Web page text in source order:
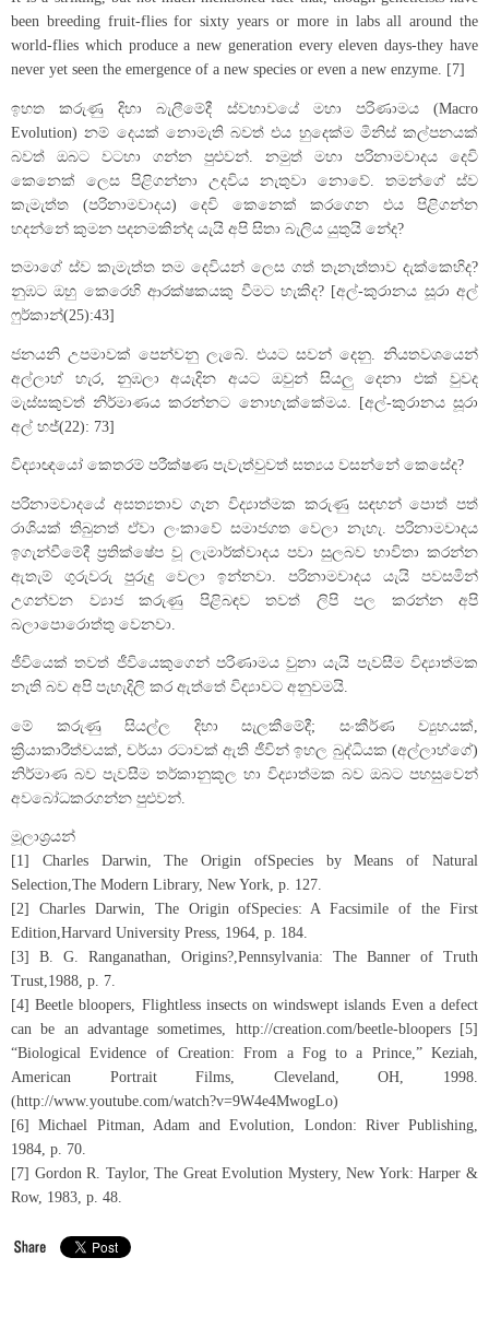
been breeding fruit-flies for sixty years or more in labs all around the
world-flies which produce a new generation every eleven days-they have
never yet seen the emergence of a new species or even a new enzyme. [7]
ඉහත කරුණු දිහා බැලීමේදී ස්වභාවයේ මහා පරිණාමය (Macro
Evolution) නම් දෙයක් නොමැති බවත් එය හුදෙක්ම මිනිස් කල්පනයක්
බවත් ඔබට වටහා ගන්න පුළුවන්. නමුත් මහා පරිනාමවාදය දෙවි
කෙනෙක් ලෙස පිළිගන්නා උදවිය නැතුවා නොවේ. තමන්ගේ ස්ව
කැමැත්ත (පරිනාමවාදය) දෙවි කෙනෙක් කරගෙන එය පිළිගන්න
හදන්නේ කුමන පදනමකින්ද යැයි අපි සිතා බැලිය යුතුයි නේද?
තමාගේ ස්ව කැමැත්ත තම දෙවියන් ලෙස ගත් තැනැත්තාව දැක්කෙහිද?
නුඹට ඔහු කෙරෙහි ආරක්ෂකයකු වීමට හැකිද? [අල්-කුරානය සූරා අල්
ෆුර්කාන්(25):43]
ජනයනි උපමාවක් පෙන්වනු ලැබේ. එයට සවන් දෙනු. නියතවශයෙන්
අල්ලාහ් හැර, නුඹලා අයැදින අයට ඔවුන් සියලු දෙනා එක් වුවද
මැස්සකුවත් නිර්මාණය කරන්නට නොහැක්කේමය. [අල්-කුරානය සූරා
අල් හජ්(22): 73]
විද්‍යාඥයෝ කෙතරම් පරීක්ෂණ පැවැත්වුවත් සත්‍යය වසන්නේ කෙසේද?
පරිනාමවාදයේ අසත්‍යතාව ගැන විද්‍යාත්මක කරුණු සඳහන් පොත් පත්
රාශියක් තිබුනත් ඒවා ලංකාවේ සමාජගත වෙලා නැහැ. පරිනාමවාදය
ඉගැන්වීමේදී ප්‍රතික්ෂේප වූ ලැමාර්ක්වාදය පවා සුලබව භාවිතා කරන්න
ඇතැම් ගුරුවරු පුරුදු වෙලා ඉන්නවා. පරිනාමවාදය යැයි පවසමින්
උගන්වන ව්‍යාජ කරුණු පිළිබඳව තවත් ලිපි පල කරන්න අපි
බලාපොරොත්තු වෙනවා.
ජීවියෙක් තවත් ජීවියෙකුගෙන් පරිණාමය වුනා යැයි පැවසීම විද්‍යාත්මක
නැති බව අපි පැහැදිලි කර ඇත්තේ විද්‍යාවට අනුවමයි.
මේ කරුණු සියල්ල දිහා සැලකීමේදී; සංකීර්ණ ව්‍යුහයක්,
ක්‍රියාකාරීත්වයක්, චර්යා රටාවක් ඇති ජීවින් ඉහල බුද්ධියක (අල්ලාහ්ගේ)
නිර්මාණ බව පැවසීම තර්කානුකූල හා විද්‍යාත්මක බව ඔබට පහසුවෙන්
අවබෝධකරගන්න පුළුවන්.
මූලාශ්‍රයන්
[1] Charles Darwin, The Origin ofSpecies by Means of Natural
Selection,The Modern Library, New York, p. 127.
[2] Charles Darwin, The Origin ofSpecies: A Facsimile of the First
Edition,Harvard University Press, 1964, p. 184.
[3] B. G. Ranganathan, Origins?,Pennsylvania: The Banner of Truth
Trust,1988, p. 7.
[4] Beetle bloopers, Flightless insects on windswept islands Even a defect
can be an advantage sometimes, http://creation.com/beetle-bloopers [5]
“Biological Evidence of Creation: From a Fog to a Prince,” Keziah,
American Portrait Films, Cleveland, OH, 1998.
(http://www.youtube.com/watch?v=9W4e4MwogLo)
[6] Michael Pitman, Adam and Evolution, London: River Publishing,
1984, p. 70.
[7] Gordon R. Taylor, The Great Evolution Mystery, New York: Harper &
Row, 1983, p. 48.